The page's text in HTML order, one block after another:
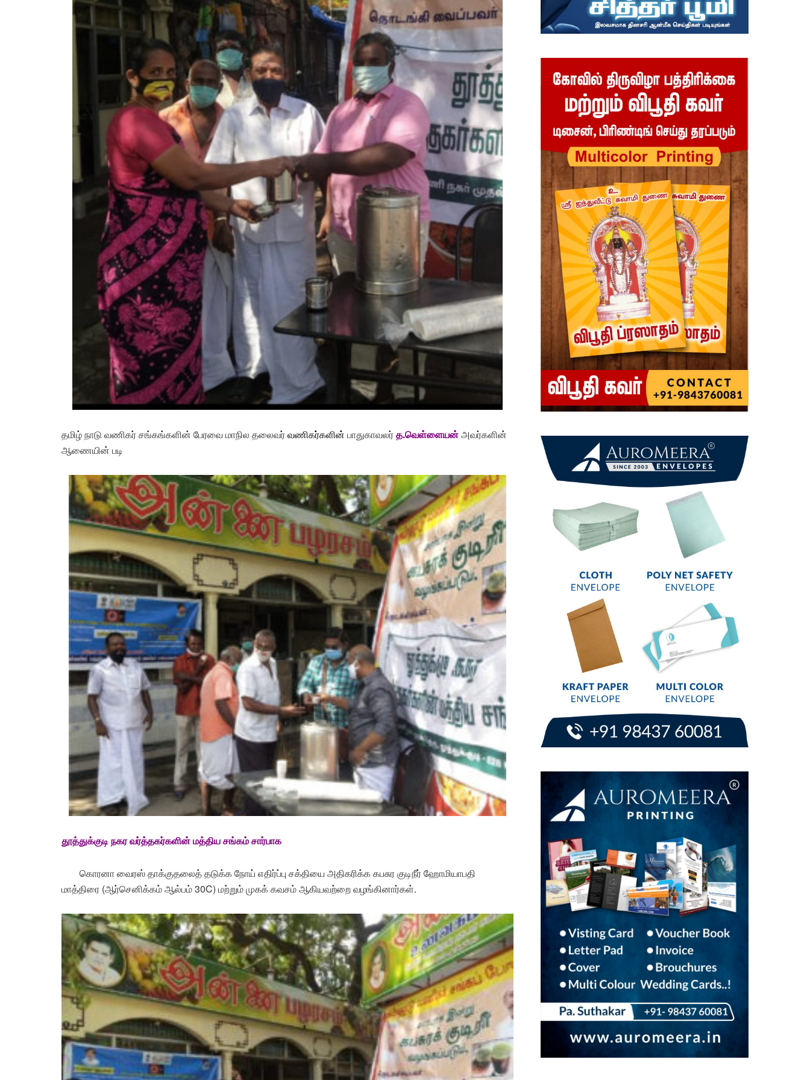
தமிழ் நாடு வணிகர் சங்கங்களின் பேரவை மாநில தலைவர்வணிகர்களின் பாதுகாவலர்த.வெள்ளையன்அவர்களின்
ஆணையின் படி
தூத்துக்குடிநகர வர்த்தகர்களின் மத்திய சங்கம் சார்பாக
கொரனா வைரஸ் தாக்குதலைத் தடுக்க நோய் எதிர்ப்பு சக்தியை அதிகரிக்க கபசுர குடிநீர் ஹோமியாபதி
மாத்திரை (ஆர்செனிக்கம் ஆல்பம் 30C) மற்றும் முகக் கவசம் ஆகியவற்றைவழங்கினார்கள்.